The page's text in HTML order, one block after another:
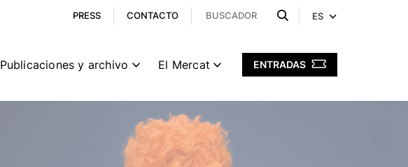
PRESS CONTACTO ES
ENTRADAS
Publicaciones y archivo El Mercat